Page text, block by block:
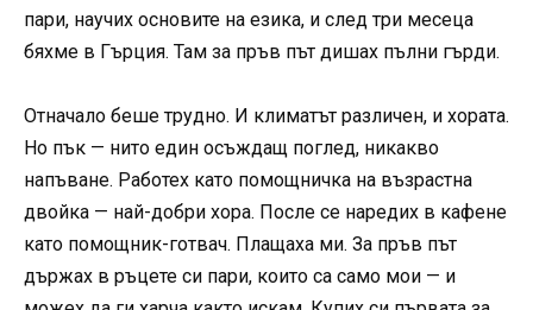
пари, научих основите на езика, и след три месеца
бяхме в Гърция. Там за пръв път дишах пълни гърди.
Отначало беше трудно. И климатът различен, и хората.
Но пък — нито един осъждащ поглед, никакво
напъване. Работех като помощничка на възрастна
двойка — най-добри хора. После се наредих в кафене
като помощник-готвач. Плащаха ми. За пръв път
държах в ръцете си пари, които са само мои — и